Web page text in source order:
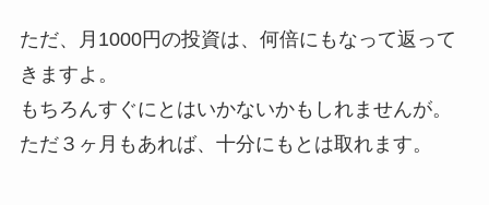
ただ、月1000円の投資は、何倍にもなって返って
きますよ。
もちろんすぐにとはいかないかもしれませんが。
ただ３ヶ月もあれば、十分にもとは取れます。